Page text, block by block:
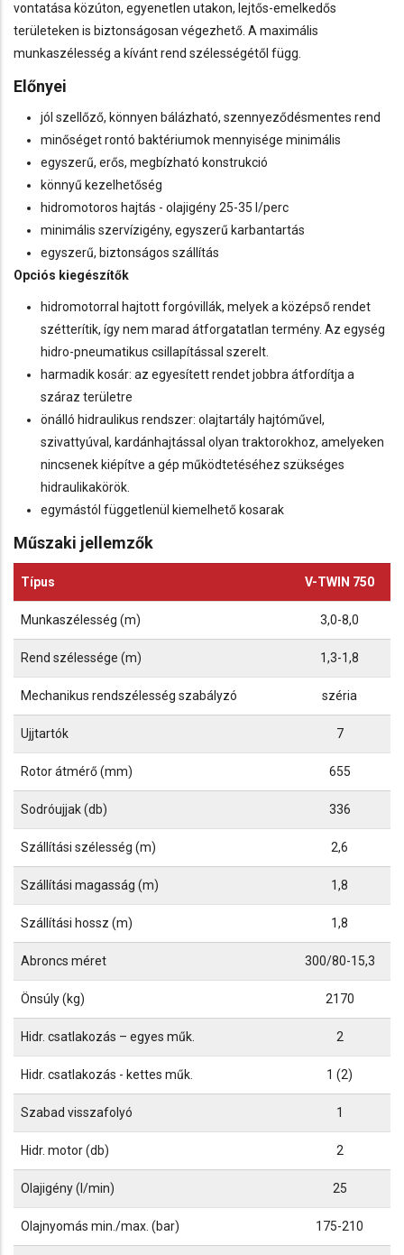
vontatása közúton, egyenetlen utakon, lejtős-emelkedős
területeken is biztonságosan végezhető. A maximális
munkaszélesség a kívánt rend szélességétől függ.
Előnyei
jól szellőző, könnyen bálázható, szennyeződésmentes rend
minőséget rontó baktériumok mennyisége minimális
egyszerű, erős, megbízható konstrukció
könnyű kezelhetőség
hidromotoros hajtás - olajigény 25-35 l/perc
minimális szervízigény, egyszerű karbantartás
egyszerű, biztonságos szállítás
Opciós kiegészítők
hidromotorral hajtott forgóvillák, melyek a középső rendet
szétterítik, így nem marad átforgatatlan termény. Az egység
hidro-pneumatikus csillapítással szerelt.
harmadik kosár: az egyesített rendet jobbra átfordítja a
száraz területre
önálló hidraulikus rendszer: olajtartály hajtóművel,
szivattyúval, kardánhajtással olyan traktorokhoz, amelyeken
nincsenek kiépítve a gép működtetéséhez szükséges
hidraulikakörök.
egymástól függetlenül kiemelhető kosarak
Műszaki jellemzők
Típus V-TWIN 750
Munkaszélesség (m) 3,0-8,0
Rend szélessége (m) 1,3-1,8
Mechanikus rendszélesség szabályzó széria
Ujjtartók 7
Rotor átmérő (mm) 655
Sodróujjak (db) 336
Szállítási szélesség (m) 2,6
Szállítási magasság (m) 1,8
Szállítási hossz (m) 1,8
Abroncs méret 300/80-15,3
Önsúly (kg) 2170
Hidr. csatlakozás – egyes műk. 2
Hidr. csatlakozás - kettes műk. 1 (2)
Szabad visszafolyó 1
Hidr. motor (db) 2
Olajigény (l/min) 25
Olajnyomás min./max. (bar) 175-210